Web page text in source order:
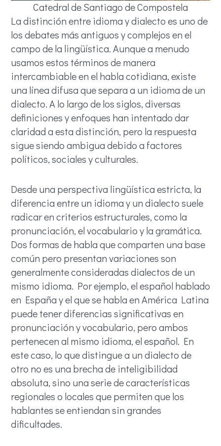
Catedral de Santiago de Compostela
La distinción entre idioma y dialecto es uno de
los debates más antiguos y complejos en el
campo de la lingüística. Aunque a menudo
usamos estos términos de manera
intercambiable en el habla cotidiana, existe
una línea difusa que separa a un idioma de un
dialecto. A lo largo de los siglos, diversas
definiciones y enfoques han intentado dar
claridad a esta distinción, pero la respuesta
sigue siendo ambigua debido a factores
políticos, sociales y culturales.
Desde una perspectiva lingüística estricta, la
diferencia entre un idioma y un dialecto suele
radicar en criterios estructurales, como la
pronunciación, el vocabulario y la gramática.
Dos formas de habla que comparten una base
común pero presentan variaciones son
generalmente consideradas dialectos de un
mismo idioma. Por ejemplo, el español hablado
en España y el que se habla en América Latina
puede tener diferencias significativas en
pronunciación y vocabulario, pero ambos
pertenecen al mismo idioma, el español. En
este caso, lo que distingue a un dialecto de
otro no es una brecha de inteligibilidad
absoluta, sino una serie de características
regionales o locales que permiten que los
hablantes se entiendan sin grandes
dificultades.